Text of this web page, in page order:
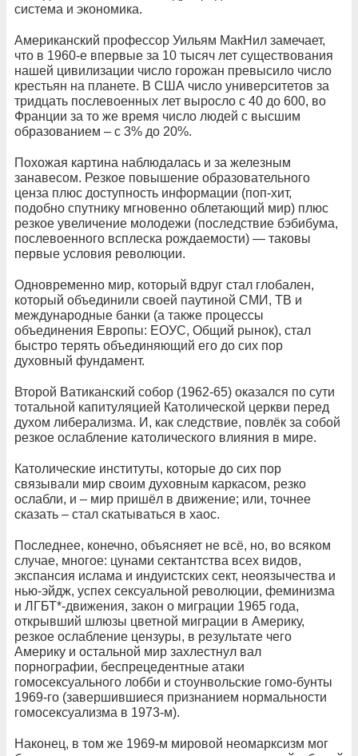
система и экономика.
Американский профессор Уильям МакНил замечает,
что в 1960-е впервые за 10 тысяч лет существования
нашей цивилизации число горожан превысило число
крестьян на планете. В США число университетов за
тридцать послевоенных лет выросло с 40 до 600, во
Франции за то же время число людей с высшим
образованием – с 3% до 20%.
Похожая картина наблюдалась и за железным
занавесом. Резкое повышение образовательного
ценза плюс доступность информации (поп-хит,
подобно спутнику мгновенно облетающий мир) плюс
резкое увеличение молодежи (последствие бэбибума,
послевоенного всплеска рождаемости) — таковы
первые условия революции.
Одновременно мир, который вдруг стал глобален,
который объединили своей паутиной СМИ, ТВ и
международные банки (а также процессы
объединения Европы: ЕОУС, Общий рынок), стал
быстро терять объединяющий его до сих пор
духовный фундамент.
Второй Ватиканский собор (1962-65) оказался по сути
тотальной капитуляцией Католической церкви перед
духом либерализма. И, как следствие, повлёк за собой
резкое ослабление католического влияния в мире.
Католические институты, которые до сих пор
связывали мир своим духовным каркасом, резко
ослабли, и – мир пришёл в движение; или, точнее
сказать – стал скатываться в хаос.
Последнее, конечно, объясняет не всё, но, во всяком
случае, многое: цунами сектантства всех видов,
экспансия ислама и индуистских сект, неоязычества и
нью-эйдж, успех сексуальной революции, феминизма
и ЛГБТ*-движения, закон о миграции 1965 года,
открывший шлюзы цветной миграции в Америку,
резкое ослабление цензуры, в результате чего
Америку и остальной мир захлестнул вал
порнографии, беспрецедентные атаки
гомосексуального лобби и стоунвольские гомо-бунты
1969-го (завершившиеся признанием нормальности
гомосексуализма в 1973-м).
Наконец, в том же 1969-м мировой неомарксизм мог